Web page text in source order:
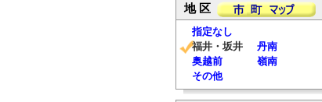
地 区
指定なし
福井・坂井
丹南
奥越前
嶺南
その他